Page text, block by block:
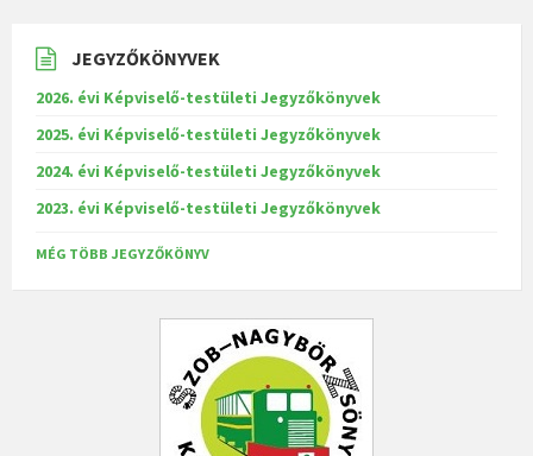
JEGYZŐKÖNYVEK
2026. évi Képviselő-testületi Jegyzőkönyvek
2025. évi Képviselő-testületi Jegyzőkönyvek
2024. évi Képviselő-testületi Jegyzőkönyvek
2023. évi Képviselő-testületi Jegyzőkönyvek
MÉG TÖBB JEGYZŐKÖNYV